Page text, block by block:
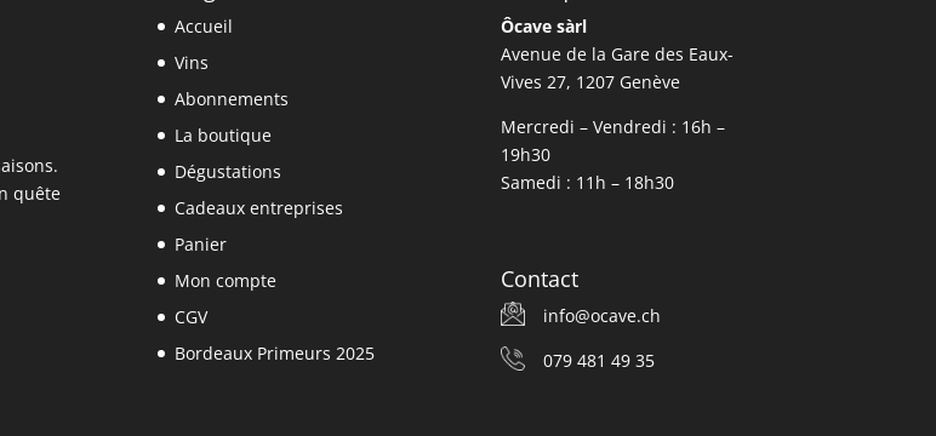
quête
Accueil
Vins
Abonnements
La boutique
Dégustations
Cadeaux entreprises
Panier
Mon compte
CGV
Bordeaux Primeurs 2025
Ôcave sàrl
Avenue de la Gare des Eaux-
Vives 27, 1207 Genève
Mercredi – Vendredi : 16h –
19h30
Samedi : 11h – 18h30
Contact
info@ocave.ch
079 481 49 35